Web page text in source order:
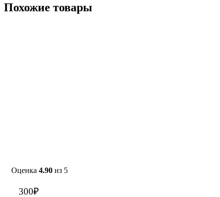
Похожие товары
Оценка 4.90 из 5
300₽